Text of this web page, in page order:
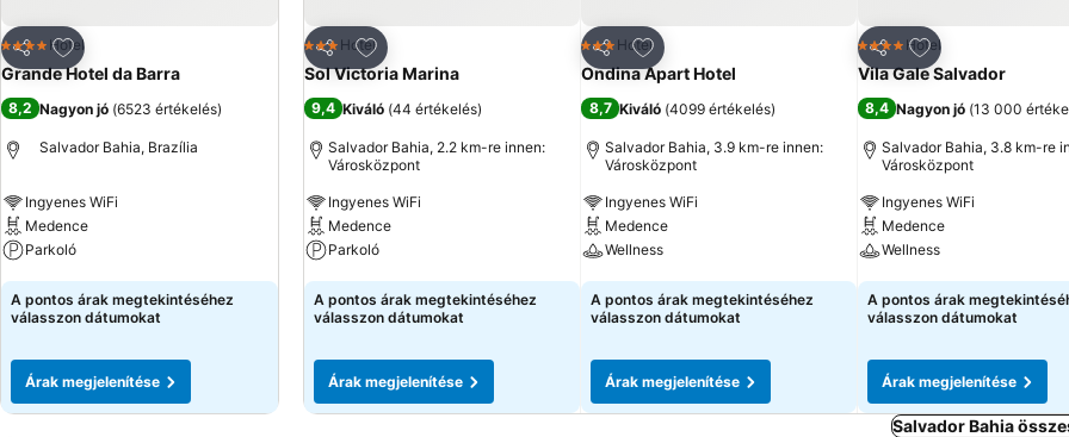
Megosztás
Hozzáadás a kedvencekhez
4 Kategória
Hotel
Grande Hotel da Barra
8,2 Nagyon jó (6523 értékelés)
Salvador Bahia, Brazília
Ingyenes WiFi
Medence
Parkoló
Árak megjelenítése
A pontos árak megtekintéséhez
válasszon dátumokat
Árak megjelenítése
Megosztás
Hozzáadás a kedvencekhez
3 Kategória
Hotel
Sol Victoria Marina
9,4 Kiváló (44 értékelés)
Salvador Bahia, 2.2 km-re innen:
Városközpont
Ingyenes WiFi
Medence
Parkoló
Árak megjelenítése
A pontos árak megtekintéséhez
válasszon dátumokat
Árak megjelenítése
Megosztás
Hozzáadás a kedvencekhez
3 Kategória
Hotel
Ondina Apart Hotel
8,7 Kiváló (4099 értékelés)
Salvador Bahia, 3.9 km-re innen:
Városközpont
Ingyenes WiFi
Medence
Wellness
Árak megjelenítése
A pontos árak megtekintéséhez
válasszon dátumokat
Árak megjelenítése
Megosztás
Hozzáadás a
4 Kategória
Hotel
Vila Gale Salvador
8,4 Nagyon jó (13 000
Salvador Bahia, 3.8 km-re
Városközpont
Ingyenes WiFi
Medence
Wellness
Árak megjelenítése
A pontos árak
válasszon dátumokat
Árak megjelenítése
Salvador Bahia